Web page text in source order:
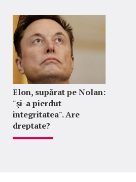
Elon, supărat pe Nolan:
"şi-a pierdut
integritatea". Are
dreptate?